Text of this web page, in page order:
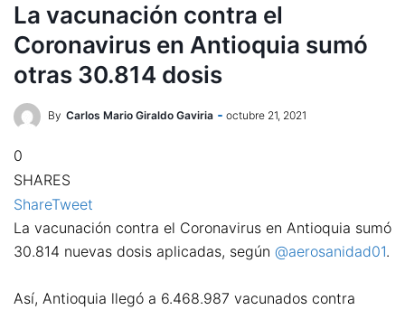
La vacunación contra el
Coronavirus en Antioquia sumó
otras 30.814 dosis
By Carlos Mario Giraldo Gaviria octubre 21, 2021
0
SHARES
ShareTweet
La vacunación contra el Coronavirus en Antioquia sumó
30.814 nuevas dosis aplicadas, según @aerosanidad01.
Así, Antioquia llegó a 6.468.987 vacunados contra